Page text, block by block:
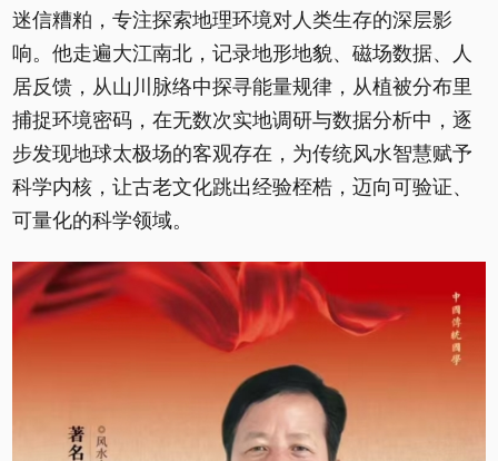
迷信糟粕，专注探索地理环境对人类生存的深层影
响。他走遍大江南北，记录地形地貌、磁场数据、人
居反馈，从山川脉络中探寻能量规律，从植被分布里
捕捉环境密码，在无数次实地调研与数据分析中，逐
步发现地球太极场的客观存在，为传统风水智慧赋予
科学内核，让古老文化跳出经验桎梏，迈向可验证、
可量化的科学领域。